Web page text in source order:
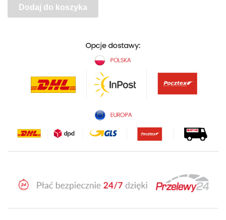
Dodaj do koszyka